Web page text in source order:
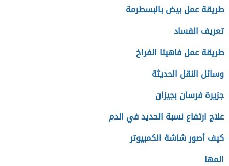
طريقة عمل بيض بالبسطرمة
تعريف الفساد
طريقة عمل فاهيتا الفراخ
وسائل النقل الحديثة
جزيرة فرسان بجيزان
علاج ارتفاع نسبة الحديد في الدم
كيف أصور شاشة الكمبيوتر
المها